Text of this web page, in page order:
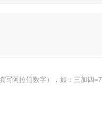
写阿拉伯数字），如：三加四=7